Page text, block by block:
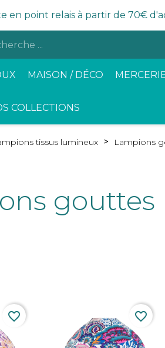
en point relais à partir de 70€
MAISON / DÉCO
COLLECTIONS
tissus lumineux Lampions
gouttes
favorite_border favorite_border